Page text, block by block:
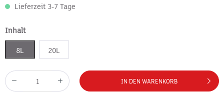
Lieferzeit 3-7 Tage
Inhalt
8L 20L
IN DEN WARENKORB